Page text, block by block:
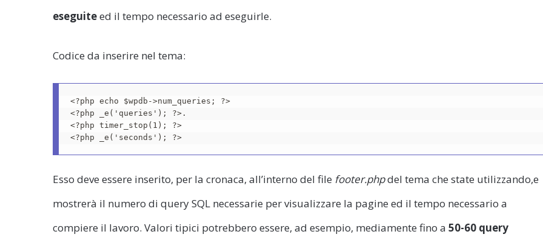
eseguiteed il tempo necessario ad eseguirle.
Codice da inserire nel tema:
<?php echo $wpdb->num_queries; ?>
<?php _e('queries'); ?>.
<?php timer_stop(1); ?>
<?php _e('seconds'); ?>
Esso deve essere inserito, per la cronaca, all’interno del file footer.phpdel tema che state utilizzando,e
mostrerà il numero di query SQL necessarie per visualizzare la pagine ed il tempo necessario a
compiere il lavoro. Valori tipici potrebbero essere, ad esempio, mediamente fino a 50-60 query